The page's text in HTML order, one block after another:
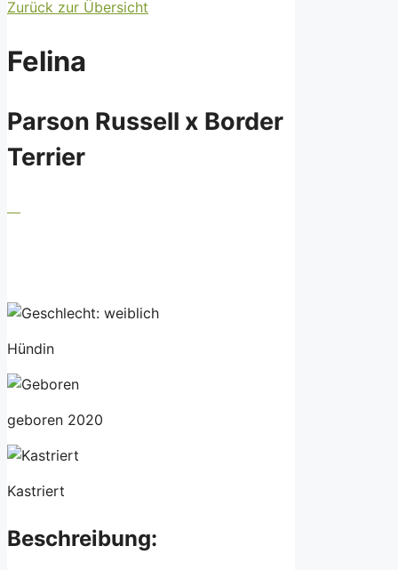
Zurück zur Übersicht
Felina
Parson Russell x Border
Terrier
Hündin
geboren 2020
Kastriert
Beschreibung: